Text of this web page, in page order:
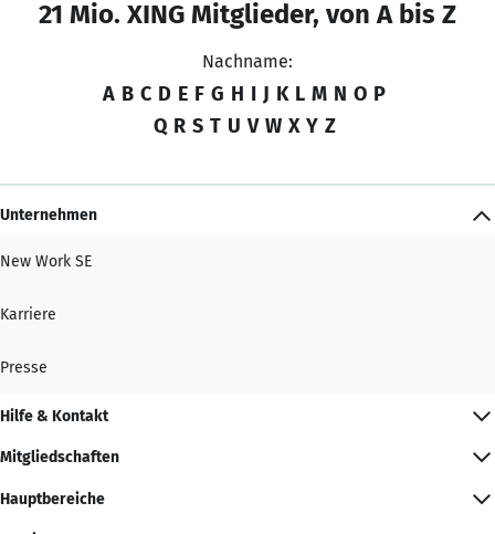
21 Mio. XING Mitglieder, von A bis Z
Nachname:
A B C D E F G H I J K L M N O P
Q R S T U V W X Y Z
Unternehmen
New Work SE
Karriere
Presse
Hilfe & Kontakt
Mitgliedschaften
Hauptbereiche